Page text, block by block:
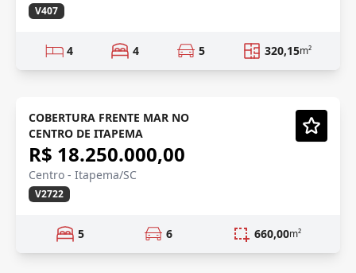
V407
4 4 5 320,15m²
COBERTURA
Vídeo
COBERTURA FRENTE MAR NO
CENTRO DE ITAPEMA
R$ 18.250.000,00
Centro - Itapema/SC
V2722
5 6 660,00m²